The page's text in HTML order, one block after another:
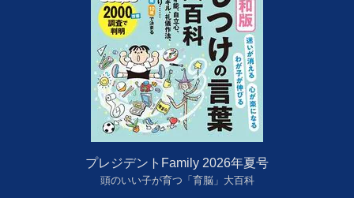
プレジデントFamily 2026年夏号
頭のいい子が育つ「育脳」大百科